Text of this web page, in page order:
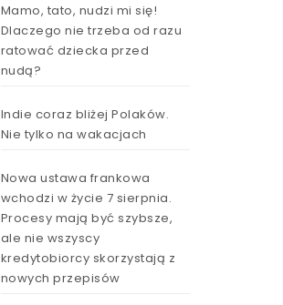
Mamo, tato, nudzi mi się!
Dlaczego nie trzeba od razu
ratować dziecka przed
nudą?
Indie coraz bliżej Polaków.
Nie tylko na wakacjach
Nowa ustawa frankowa
wchodzi w życie 7 sierpnia.
Procesy mają być szybsze,
ale nie wszyscy
kredytobiorcy skorzystają z
nowych przepisów